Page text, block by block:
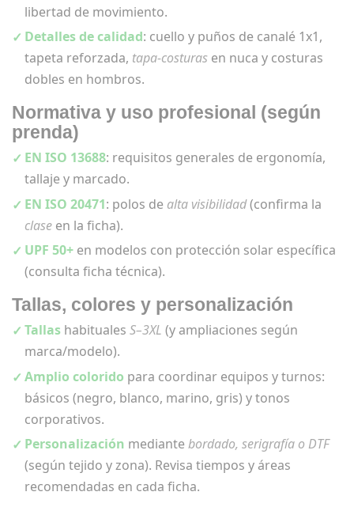
libertad de movimiento.
Detalles de calidad: cuello y puños de canalé 1x1,
tapeta reforzada, tapa-costuras en nuca y costuras
dobles en hombros.
Normativa y uso profesional (según
prenda)
EN ISO 13688: requisitos generales de ergonomía,
tallaje y marcado.
EN ISO 20471: polos de alta visibilidad(confirma la
clase en la ficha).
UPF 50+ en modelos con protección solar específica
(consulta ficha técnica).
Tallas, colores y personalización
Tallas habituales S–3XL (y ampliaciones según
marca/modelo).
Amplio colorido para coordinar equipos y turnos:
básicos (negro, blanco, marino, gris) y tonos
corporativos.
Personalización mediante bordado, serigrafía o DTF
(según tejido y zona). Revisa tiempos y áreas
recomendadas en cada ficha.